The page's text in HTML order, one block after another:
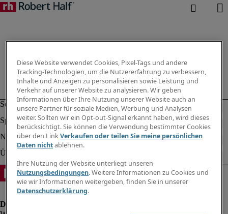
Diese Website verwendet Cookies, Pixel-Tags und andere
Tracking-Technologien, um die Nutzererfahrung zu verbessern,
Inhalte und Anzeigen zu personalisieren sowie Leistung und
Verkehr auf unserer Website zu analysieren. Wir geben
Informationen über Ihre Nutzung unserer Website auch an
unsere Partner für soziale Medien, Werbung und Analysen
weiter. Sollten wir ein Opt-out-Signal erkannt haben, wird dieses
berücksichtigt. Sie können die Verwendung bestimmter Cookies
über den LinkVerkaufen oder teilen Sie meine persönlichen
Daten nichtablehnen.
Ihre Nutzung der Website unterliegt unseren
Nutzungsbedingungen. Weitere Informationen zu Cookies und
wie wir Informationen weitergeben, finden Sie in unserer
Datenschutzerklärung.